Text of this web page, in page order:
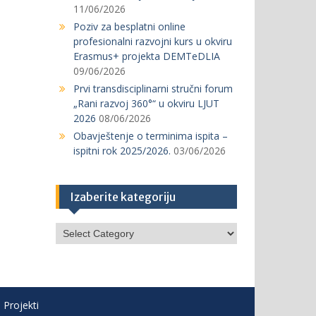
11/06/2026
Poziv za besplatni online
profesionalni razvojni kurs u okviru
Erasmus+ projekta DEMTeDLIA
09/06/2026
Prvi transdisciplinarni stručni forum
„Rani razvoj 360°“ u okviru LJUT
2026 08/06/2026
Obavještenje o terminima ispita –
ispitni rok 2025/2026. 03/06/2026
Izaberite kategoriju
Izaberite
kategoriju
Projekti